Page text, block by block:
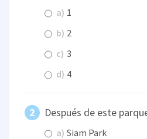
a) 1
b) 2
c) 3
d) 4
Después de este
a) Siam Park